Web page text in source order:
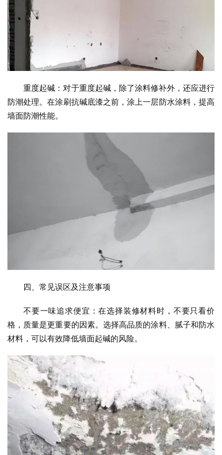
重度起碱：对于重度起碱，除了涂料修补外，还应进行
防潮处理。在涂刷抗碱底漆之前，涂上一层防水涂料，提高
墙面防潮性能。
四、常见误区及注意事项
不要一味追求便宜：在选择装修材料时，不要只看价
格，质量是更重要的因素。选择高品质的涂料、腻子和防水
材料，可以有效降低墙面起碱的风险。